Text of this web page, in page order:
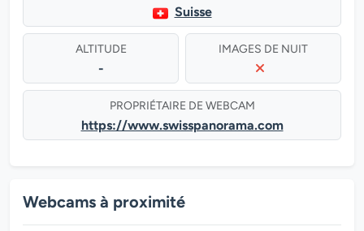
Suisse
ALTITUDE
-
IMAGES DE NUIT
PROPRIÉTAIRE DE WEBCAM
https://www.swisspanorama.com
Webcams à proximité